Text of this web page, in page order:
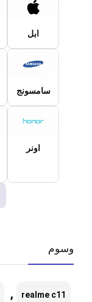
ابل
سامسونج
اونر
وسوم
realme c11
,